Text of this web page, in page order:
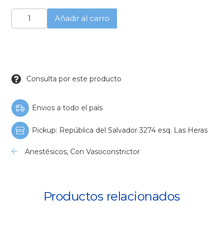
Anestesia
Lidocaina
-
Blíster
Añadir al carro
Consulta por este producto
Envios a todo el país
Pickup: República del Salvador 3274 esq. Las Heras
Anestésicos, Con Vasoconstrictor
Productos relacionados